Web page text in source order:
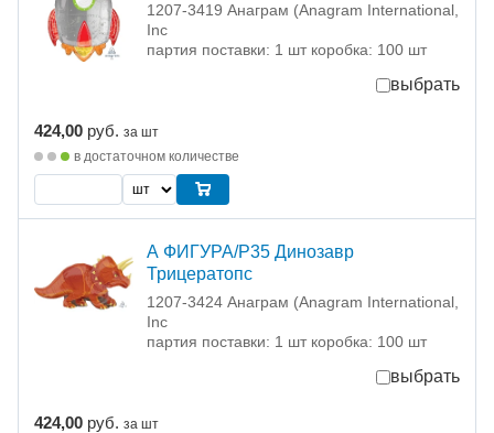
1207-3419 Анаграм (Anagram International,
Inc
партия поставки: 1 шт коробка: 100 шт
выбрать
424,00 руб. за шт
в достаточном количестве
А ФИГУРА/P35 Динозавр
Трицератопс
1207-3424 Анаграм (Anagram International,
Inc
партия поставки: 1 шт коробка: 100 шт
выбрать
424,00 руб. за шт